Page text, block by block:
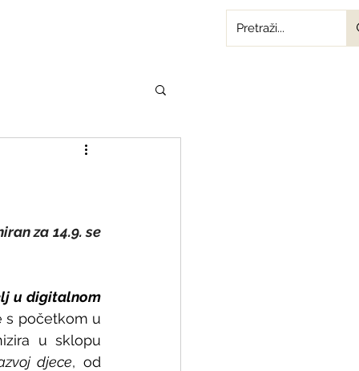
za 14.9. se
u digitalnom
s početkom u
u sklopu
djece, od